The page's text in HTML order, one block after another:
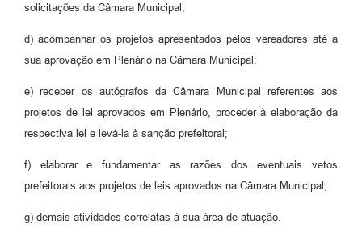
solicitações da Câmara Municipal;
d) acompanhar os projetos apresentados pelos vereadores até a
sua aprovação em Plenário na Câmara Municipal;
e) receber os autógrafos da Câmara Municipal referentes aos
projetos de lei aprovados em Plenário, proceder à elaboração da
respectiva lei e levá-la à sanção prefeitoral;
f) elaborar e fundamentar as razões dos eventuais vetos
prefeitorais aos projetos de leis aprovados na Câmara Municipal;
g) demais atividades correlatas à sua área de atuação.